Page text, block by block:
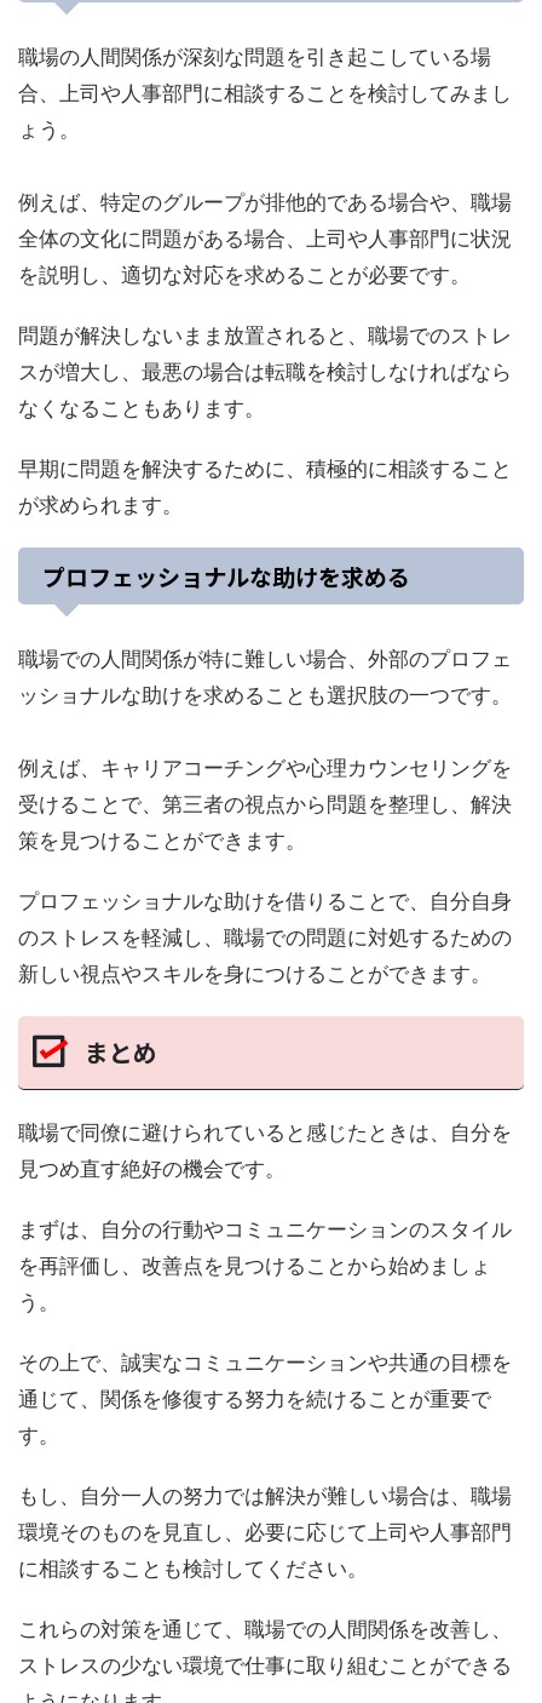
職場の人間関係が深刻な問題を引き起こしている場
合、上司や人事部門に相談することを検討してみまし
ょう。
例えば、特定のグループが排他的である場合や、職場
全体の文化に問題がある場合、上司や人事部門に状況
を説明し、適切な対応を求めることが必要です。
問題が解決しないまま放置されると、職場でのストレ
スが増大し、最悪の場合は転職を検討しなければなら
なくなることもあります。
早期に問題を解決するために、積極的に相談すること
が求められます。
プロフェッショナルな助けを求める
職場での人間関係が特に難しい場合、外部のプロフェ
ッショナルな助けを求めることも選択肢の一つです。
例えば、キャリアコーチングや心理カウンセリングを
受けることで、第三者の視点から問題を整理し、解決
策を見つけることができます。
プロフェッショナルな助けを借りることで、自分自身
のストレスを軽減し、職場での問題に対処するための
新しい視点やスキルを身につけることができます。
まとめ
職場で同僚に避けられていると感じたときは、自分を
見つめ直す絶好の機会です。
まずは、自分の行動やコミュニケーションのスタイル
を再評価し、改善点を見つけることから始めましょ
う。
その上で、誠実なコミュニケーションや共通の目標を
通じて、関係を修復する努力を続けることが重要で
す。
もし、自分一人の努力では解決が難しい場合は、職場
環境そのものを見直し、必要に応じて上司や人事部門
に相談することも検討してください。
これらの対策を通じて、職場での人間関係を改善し、
ストレスの少ない環境で仕事に取り組むことができる